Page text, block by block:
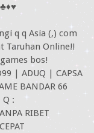
q q Asia (,) com
Taruhan Online!!
bos!
| ADUQ | CAPSA
BANDAR 66
Q :
RIBET